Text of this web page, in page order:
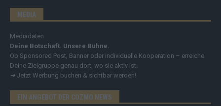
MEDIA
Mediadaten
Deine Botschaft. Unsere Bühne.
Ob Sponsored Post, Banner oder individuelle Kooperation – erreiche
Deine Zielgruppe genau dort, wo sie aktiv ist.
➔ Jetzt Werbung buchen & sichtbar werden!
EIN ANGEBOT DER COZMO NEWS